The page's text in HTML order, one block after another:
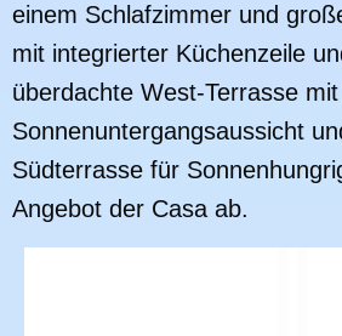
einem Schlafzimmer und
mit integrierter Küchenzeile
überdachte West-Terrasse
Sonnenuntergangsaussicht
Südterrasse für
Angebot der Casa ab.